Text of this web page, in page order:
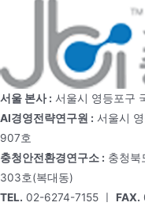
서울 본사 : 서울시 영등포구
AI경영전략연구원 : 서울시
907호
충청안전환경연구소 : 충청북
303호(복대동)
TEL. 02-6274-7155 ㅣ FAX.